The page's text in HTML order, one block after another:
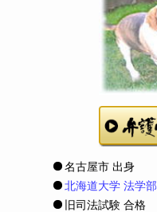
名古屋市 出身
北海道大学 法学部
旧司法試験 合格